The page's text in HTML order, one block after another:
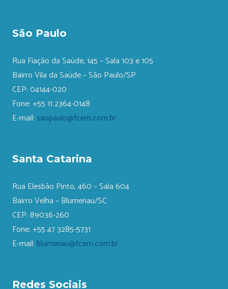
São Paulo
Rua Fiação da Saúde, 145 – Sala 103 e 105
Bairro Vila da Saúde – São Paulo/SP
CEP: 04144-020
Fone: +55 11 2364-0148
E-mail: saopaulo@fcem.com.br
Santa Catarina
Rua Elesbão Pinto, 460 – Sala 604
Bairro Velha – Blumenau/SC
CEP: 89036-260
Fone: +55 47 3285-5731
E-mail: blumenau@fcem.com.br
Redes Sociais